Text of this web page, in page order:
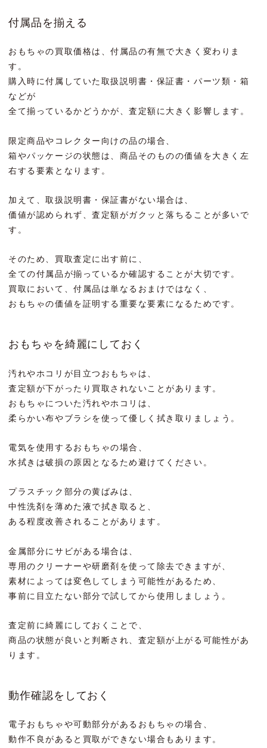
付属品を揃える
おもちゃの買取価格は、付属品の有無で大きく変わりま
す。
購入時に付属していた取扱説明書・保証書・パーツ類・箱
などが
全て揃っているかどうかが、査定額に大きく影響します。
限定商品やコレクター向けの品の場合、
箱やパッケージの状態は、商品そのものの価値を大きく左
右する要素となります。
加えて、取扱説明書・保証書がない場合は、
価値が認められず、査定額がガクッと落ちることが多いで
す。
そのため、買取査定に出す前に、
全ての付属品が揃っているか確認することが大切です。
買取において、付属品は単なるおまけではなく、
おもちゃの価値を証明する重要な要素になるためです。
おもちゃを綺麗にしておく
汚れやホコリが目立つおもちゃは、
査定額が下がったり買取されないことがあります。
おもちゃについた汚れやホコリは、
柔らかい布やブラシを使って優しく拭き取りましょう。
電気を使用するおもちゃの場合、
水拭きは破損の原因となるため避けてください。
プラスチック部分の黄ばみは、
中性洗剤を薄めた液で拭き取ると、
ある程度改善されることがあります。
金属部分にサビがある場合は、
専用のクリーナーや研磨剤を使って除去できますが、
素材によっては変色してしまう可能性があるため、
事前に目立たない部分で試してから使用しましょう。
査定前に綺麗にしておくことで、
商品の状態が良いと判断され、査定額が上がる可能性があ
ります。
動作確認をしておく
電子おもちゃや可動部分があるおもちゃの場合、
動作不良があると買取ができない場合もあります。